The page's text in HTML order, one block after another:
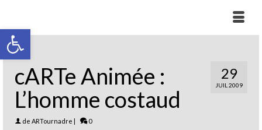
Ouvrir la barre d’outils
29
JUIL 2009
cARTe Animée :
L’homme costaud
de ARTournadre | 0